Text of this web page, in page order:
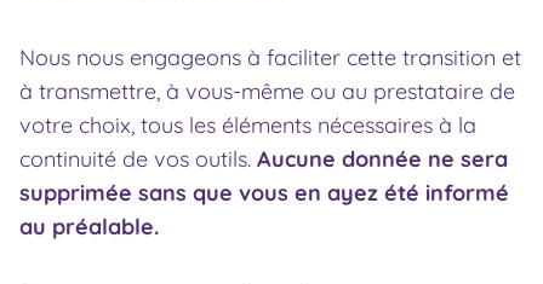
Nous nous engageons à faciliter cette transition et
à transmettre, à vous-même ou au prestataire de
votre choix, tous les éléments nécessaires à la
continuité de vos outils. Aucune donnée ne sera
supprimée sans que vous en ayez été informé
au préalable.